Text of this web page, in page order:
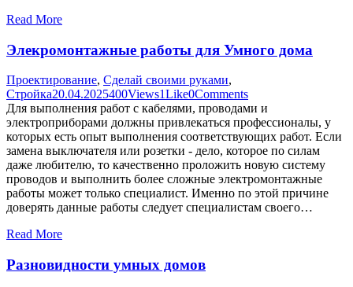
Read More
Элекромонтажные работы для Умного дома
Проектирование, Сделай своими руками,
Стройка20.04.2025400Views1Like0Comments
Для выполнения работ с кабелями, проводами и
электроприборами должны привлекаться профессионалы, у
которых есть опыт выполнения соответствующих работ. Если
замена выключателя или розетки - дело, которое по силам
даже любителю, то качественно проложить новую систему
проводов и выполнить более сложные электромонтажные
работы может только специалист. Именно по этой причине
доверять данные работы следует специалистам своего…
Read More
Разновидности умных домов